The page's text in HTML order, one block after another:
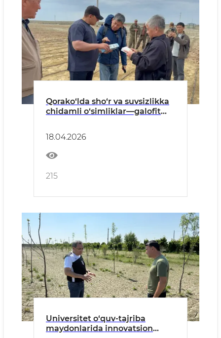
Qorako‘lda sho‘r va suvsizlikka
chidamli o‘simliklar—galofit
18.04.2026
215
Universitet o‘quv-tajriba
maydonlarida innovatsion